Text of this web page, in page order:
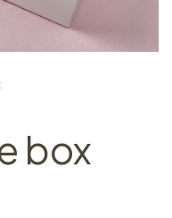
box